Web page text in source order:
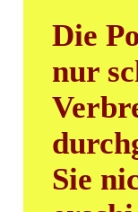
Die
nur
Sie